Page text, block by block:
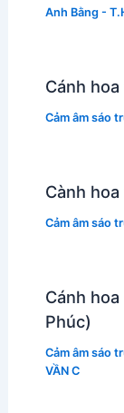
Anh Bằng -
Cánh
Cảm âm sáo
Cành
Cảm âm sáo
Cánh
Phúc)
Cảm âm sáo
VẦN C